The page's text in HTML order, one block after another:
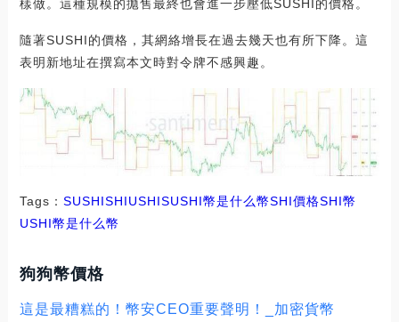
樣做。這種規模的拋售最終也會進一步壓低SUSHI的價格。
隨著SUSHI的價格，其網絡增長在過去幾天也有所下降。這
表明新地址在撰寫本文時對令牌不感興趣。
Tags： SUSHISHIUSHISUSHI幣是什么幣SHI價格SHI幣
USHI幣是什么幣
狗狗幣價格
這是最糟糕的！幣安CEO重要聲明！_加密貨幣